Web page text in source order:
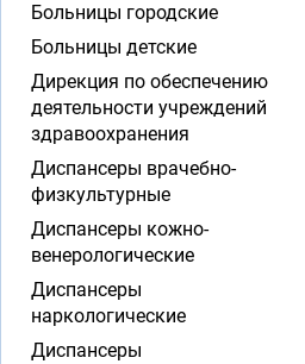
Больницы городские
Больницы детские
Дирекция по обеспечению
деятельности учреждений
здравоохранения
Диспансеры врачебно-
физкультурные
Диспансеры кожно-
венерологические
Диспансеры
наркологические
Диспансеры